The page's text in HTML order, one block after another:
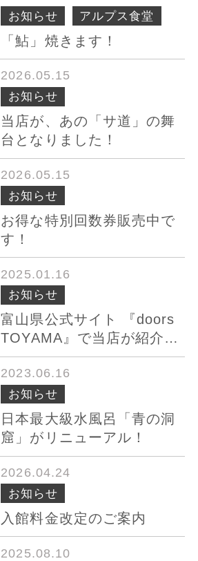
お知らせ アルプス食堂
「鮎」焼きます！
2026.05.15
お知らせ
当店が、あの「サ道」の舞
台となりました！
2026.05.15
お知らせ
お得な特別回数券販売中で
す！
2025.01.16
お知らせ
富山県公式サイト 『doors
TOYAMA』で当店が紹介さ
れました。
2023.06.16
お知らせ
日本最大級水風呂「青の洞
窟」がリニューアル！
2026.04.24
お知らせ
入館料金改定のご案内
2025.08.10